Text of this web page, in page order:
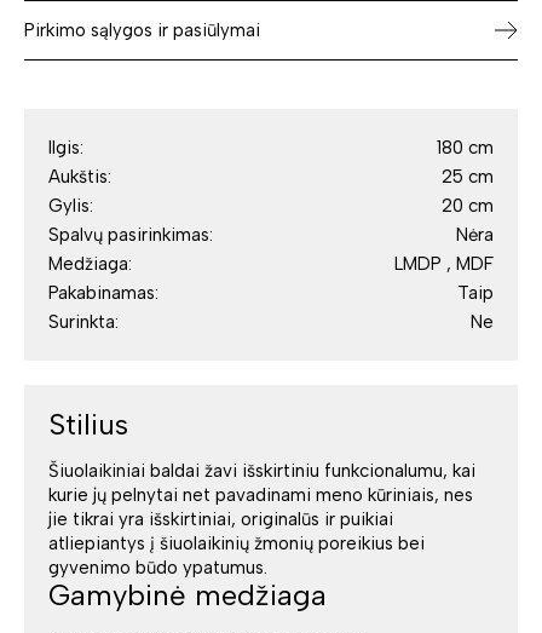
Pirkimo sąlygos ir pasiūlymai
Ilgis:
180 cm
Aukštis:
25 cm
Gylis:
20 cm
Spalvų pasirinkimas:
Nėra
Medžiaga:
LMDP , MDF
Pakabinamas:
Taip
Surinkta:
Ne
Stilius
Šiuolaikiniai baldai žavi išskirtiniu funkcionalumu, kai
kurie jų pelnytai net pavadinami meno kūriniais, nes
jie tikrai yra išskirtiniai, originalūs ir puikiai
atliepiantys į šiuolaikinių žmonių poreikius bei
gyvenimo būdo ypatumus.
Gamybinė medžiaga